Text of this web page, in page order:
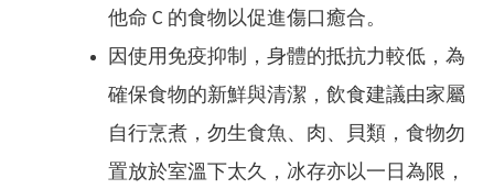
他命 C 的食物以促進傷口癒合。
因使用免疫抑制，身體的抵抗力較低，為
確保食物的新鮮與清潔，飲食建議由家屬
自行烹煮，勿生食魚、肉、貝類，食物勿
置放於室溫下太久，冰存亦以一日為限，